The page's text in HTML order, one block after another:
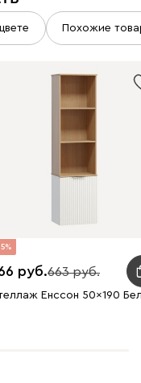
Похожие
663
Енссон 50x190